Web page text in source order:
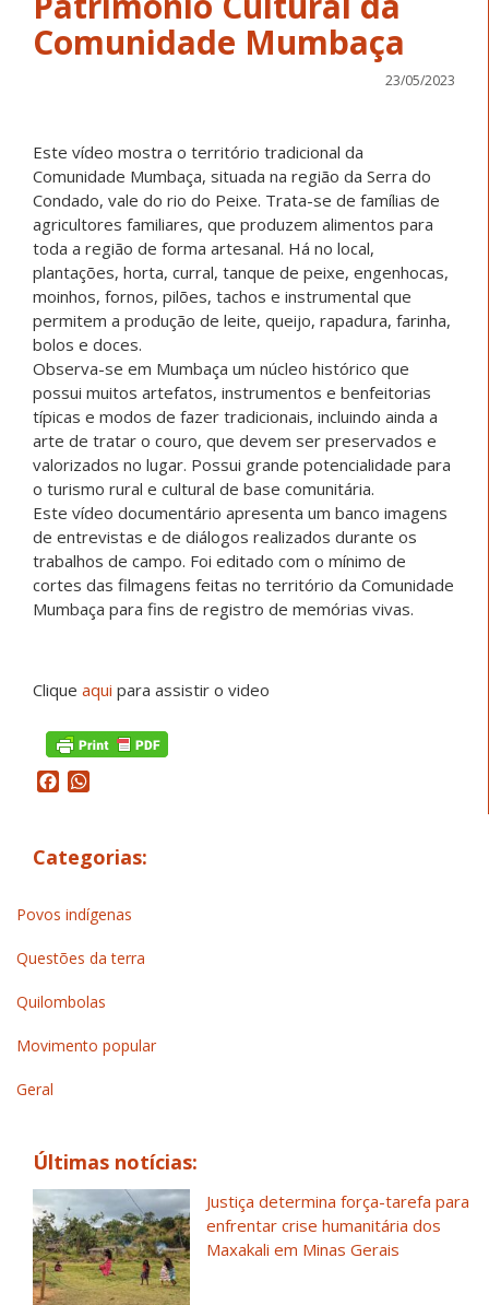
Comunidade Mumbaça
23/05/2023
Este vídeo mostra o território tradicional da
Comunidade Mumbaça, situada na região da Serra do
Condado, vale do rio do Peixe. Trata-se de famílias de
agricultores familiares, que produzem alimentos para
toda a região de forma artesanal. Há no local,
plantações, horta, curral, tanque de peixe, engenhocas,
moinhos, fornos, pilões, tachos e instrumental que
permitem a produção de leite, queijo, rapadura, farinha,
bolos e doces.
Observa-se em Mumbaça um núcleo histórico que
possui muitos artefatos, instrumentos e benfeitorias
típicas e modos de fazer tradicionais, incluindo ainda a
arte de tratar o couro, que devem ser preservados e
valorizados no lugar. Possui grande potencialidade para
o turismo rural e cultural de base comunitária.
Este vídeo documentário apresenta um banco imagens
de entrevistas e de diálogos realizados durante os
trabalhos de campo. Foi editado com o mínimo de
cortes das filmagens feitas no território da Comunidade
Mumbaça para fins de registro de memórias vivas.
Clique aqui para assistir o video
Facebook
Categorias:
Povos indígenas
Questões da terra
Quilombolas
Movimento popular
Geral
Últimas notícias:
Justiça determina força-tarefa para
enfrentar crise humanitária dos
Maxakali em Minas Gerais